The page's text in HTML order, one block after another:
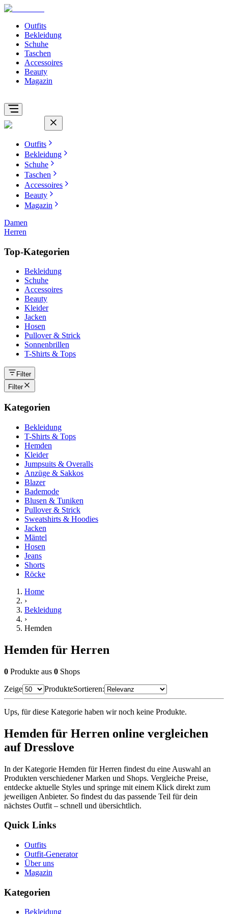
Outfits
Bekleidung
Schuhe
Taschen
Accessoires
Beauty
Magazin
Outfits
Bekleidung
Schuhe
Taschen
Accessoires
Beauty
Magazin
Damen
Herren
Top-Kategorien
Bekleidung
Schuhe
Accessoires
Beauty
Kleider
Jacken
Hosen
Pullover & Strick
Sonnenbrillen
T-Shirts & Tops
Filter
Filter
Kategorien
Bekleidung
T-Shirts & Tops
Hemden
Kleider
Jumpsuits & Overalls
Anzüge & Sakkos
Blazer
Bademode
Blusen & Tuniken
Pullover & Strick
Sweatshirts & Hoodies
Jacken
Mäntel
Hosen
Jeans
Shorts
Röcke
Home
›
Bekleidung
›
Hemden
Hemden für Herren
0 Produkte aus 0 Shops
Zeige
ProdukteSortieren:
Ups, für diese Kategorie haben wir noch keine Produkte.
Hemden für Herren online vergleichen
auf Dresslove
In der Kategorie Hemden für Herren findest du eine Auswahl an
Produkten verschiedener Marken und Shops. Vergleiche Preise,
entdecke aktuelle Styles und springe mit einem Klick direkt zum
jeweiligen Anbieter. So findest du das passende Teil für dein
nächstes Outfit – schnell und übersichtlich.
Quick Links
Outfits
Outfit-Generator
Über uns
Magazin
Kategorien
Bekleidung